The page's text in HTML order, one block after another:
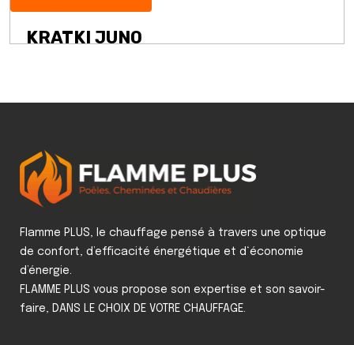
KRATKI JUNO
Flamme PLUS, le chauffage pensé à travers une optique
de confort, d’efficacité énergétique et d‘économie
d’énergie.
FLAMME PLUS vous propose son expertise et son savoir-
faire, DANS LE CHOIX DE VOTRE CHAUFFAGE.